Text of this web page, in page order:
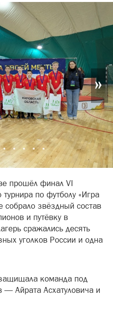
»
прошёл финал VI
по футболу «Игра
собрало звёздный состав
и путёвку в
сражались десять
уголков России и одна
команда под
— Айрата Асхатуловича и